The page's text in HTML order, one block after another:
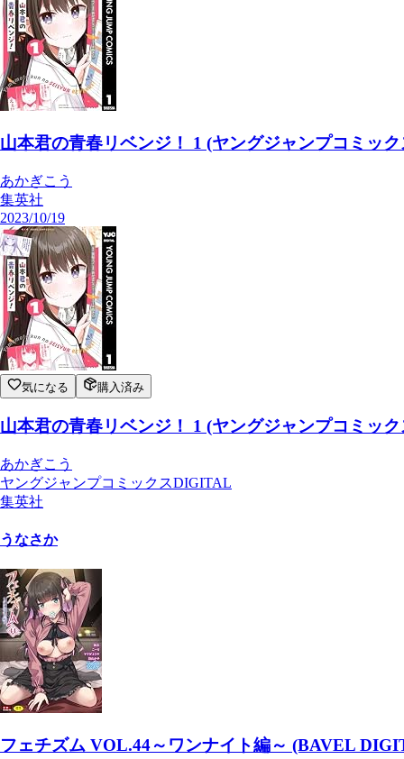
山本君の青春リベンジ！ 1 (ヤングジャンプコミッ
あかぎこう
集英社
2023/10/19
気になる 購入済み
山本君の青春リベンジ！ 1 (ヤングジャンプコミッ
あかぎこう
ヤングジャンプコミックスDIGITAL
集英社
うなさか
フェチズム VOL.44～ワンナイト編～ (BAVEL